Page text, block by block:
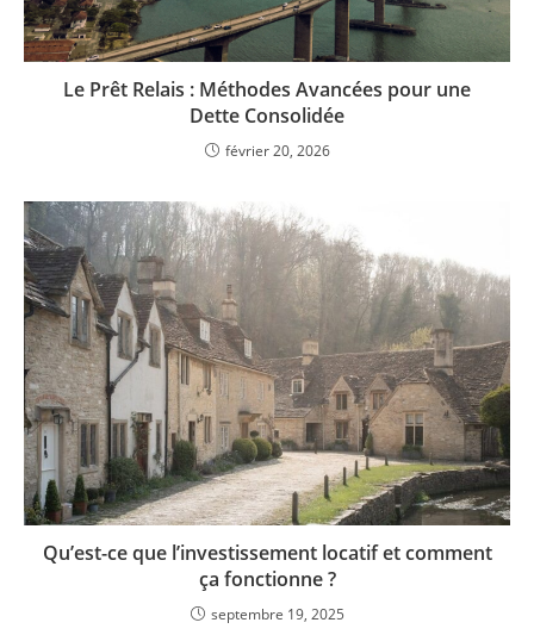
Le Prêt Relais : Méthodes Avancées pour une
Dette Consolidée
février 20, 2026
Qu’est-ce que l’investissement locatif et comment
ça fonctionne ?
septembre 19, 2025